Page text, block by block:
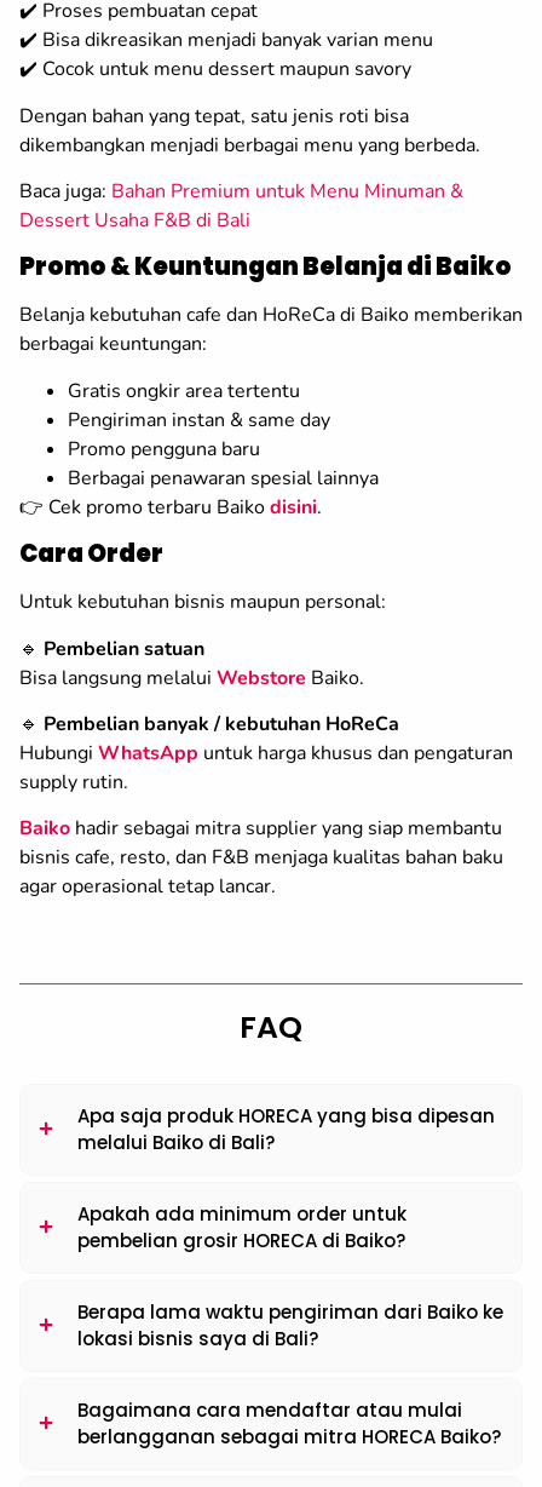
✔️ Proses pembuatan cepat
✔️ Bisa dikreasikan menjadi banyak varian menu
✔️ Cocok untuk menu dessert maupun savory
Dengan bahan yang tepat, satu jenis roti bisa
dikembangkan menjadi berbagai menu yang berbeda.
Baca juga: Bahan Premium untuk Menu Minuman &
Dessert Usaha F&B di Bali
Promo & Keuntungan Belanja di Baiko
Belanja kebutuhan cafe dan HoReCa di Baiko memberikan
berbagai keuntungan:
Gratis ongkir area tertentu
Pengiriman instan & same day
Promo pengguna baru
Berbagai penawaran spesial lainnya
👉 Cek promo terbaru Baikodisini.
Cara Order
Untuk kebutuhan bisnis maupun personal:
🔹 Pembelian satuan
Bisa langsung melalui Webstore Baiko.
🔹 Pembelian banyak / kebutuhan HoReCa
Hubungi WhatsApp untuk harga khusus dan pengaturan
supply rutin.
Baiko hadir sebagai mitra supplier yang siap membantu
bisnis cafe, resto, dan F&B menjaga kualitas bahan baku
agar operasional tetap lancar.
FAQ
Apa saja produk HORECA yang bisa dipesan
melalui Baiko di Bali?
Apakah ada minimum order untuk
pembelian grosir HORECA di Baiko?
Berapa lama waktu pengiriman dari Baiko ke
lokasi bisnis saya di Bali?
Bagaimana cara mendaftar atau mulai
berlangganan sebagai mitra HORECA Baiko?